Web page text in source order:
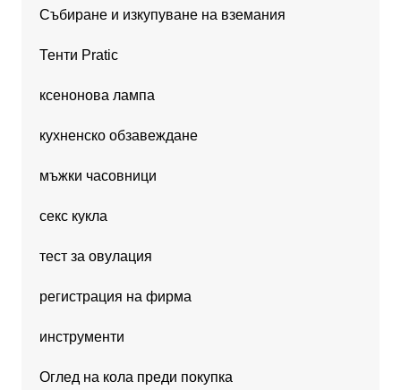
Събиране и изкупуване на вземания
Тенти Pratic
ксенонова лампа
кухненско обзавеждане
мъжки часовници
секс кукла
тест за овулация
регистрация на фирма
инструменти
Оглед на кола преди покупка